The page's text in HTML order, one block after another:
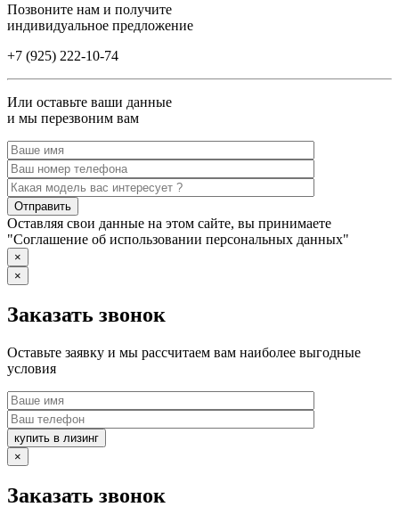
Позвоните нам и получите
индивидуальное предложение
+7 (925) 222-10-74
Или оставьте ваши данные
и мы перезвоним вам
Оставляя свои данные на этом сайте, вы принимаете
"Соглашение об использовании персональных данных"
×
×
Заказать звонок
Оставьте заявку и мы рассчитаем вам наиболее выгодные
условия
купить в лизинг
×
Заказать звонок